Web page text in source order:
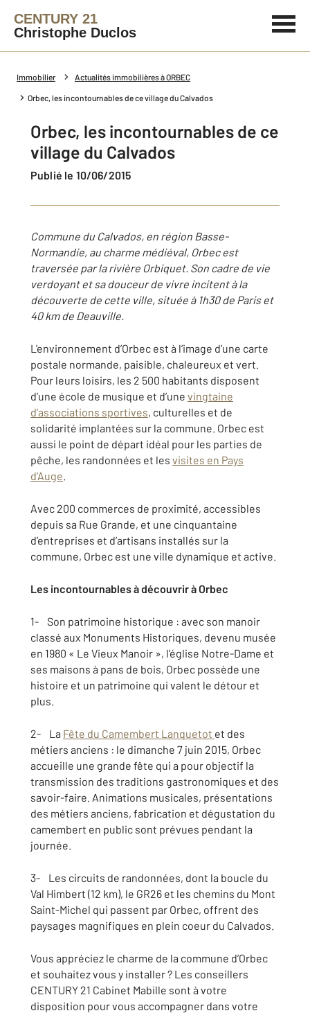
CENTURY 21
Christophe Duclos
Immobilier Actualités immobilières à ORBEC
Orbec, les incontournables de ce village du Calvados
Orbec, les incontournables de ce
village du Calvados
Publié le 10/06/2015
Commune du Calvados, en région Basse-
Normandie, au charme médiéval, Orbec est
traversée par la rivière Orbiquet. Son cadre de vie
verdoyant et sa douceur de vivre incitent à la
découverte de cette ville, située à 1h30 de Paris et
40 km de Deauville.
L'environnement d’Orbec est à l’image d’une carte
postale normande, paisible, chaleureux et vert.
Pour leurs loisirs, les 2 500 habitants disposent
d’une école de musique et d’une vingtaine
d’associations sportives, culturelles et de
solidarité implantées sur la commune. Orbec est
aussi le point de départ idéal pour les parties de
pêche, les randonnées et les visites en Pays
d’Auge.
Avec 200 commerces de proximité, accessibles
depuis sa Rue Grande, et une cinquantaine
d’entreprises et d’artisans installés sur la
commune, Orbec est une ville dynamique et active.
Les incontournables à découvrir à Orbec
1- Son patrimoine historique : avec son manoir
classé aux Monuments Historiques, devenu musée
en 1980 « Le Vieux Manoir », l’église Notre-Dame et
ses maisons à pans de bois, Orbec possède une
histoire et un patrimoine qui valent le détour et
plus.
2- La Fête du Camembert Lanquetot et des
métiers anciens : le dimanche 7 juin 2015, Orbec
accueille une grande fête qui a pour objectif la
transmission des traditions gastronomiques et des
savoir-faire. Animations musicales, présentations
des métiers anciens, fabrication et dégustation du
camembert en public sont prévues pendant la
journée.
3- Les circuits de randonnées, dont la boucle du
Val Himbert (12 km), le GR26 et les chemins du Mont
Saint-Michel qui passent par Orbec, offrent des
paysages magnifiques en plein coeur du Calvados.
Vous appréciez le charme de la commune d’Orbec
et souhaitez vous y installer ? Les conseillers
CENTURY 21 Cabinet Mabille sont à votre
disposition pour vous accompagner dans votre